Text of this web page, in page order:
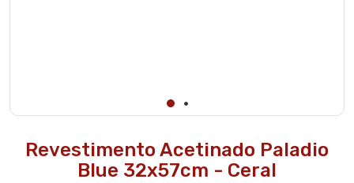
Revestimento Acetinado Paladio
Blue 32x57cm - Ceral